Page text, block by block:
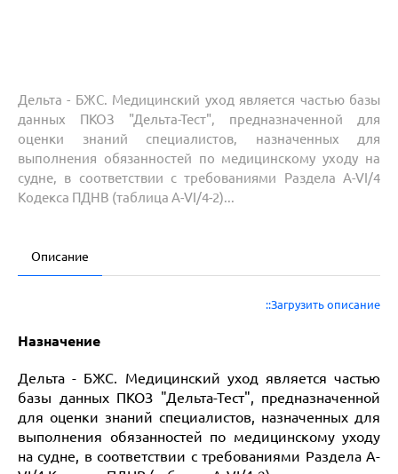
Дельта - БЖС. Медицинский уход является частью базы
данных ПКОЗ "Дельта-Тест", предназначенной для
оценки знаний специалистов, назначенных для
выполнения обязанностей по медицинскому уходу на
судне, в соответствии с требованиями Раздела A-VI/4
Кодекса ПДНВ (таблица A-VI/4-2)...
Описание
::Загрузить описание
Назначение
Дельта - БЖС. Медицинский уход является частью
базы данных ПКОЗ "Дельта-Тест", предназначенной
для оценки знаний специалистов, назначенных для
выполнения обязанностей по медицинскому уходу
на судне, в соответствии с требованиями Раздела A-